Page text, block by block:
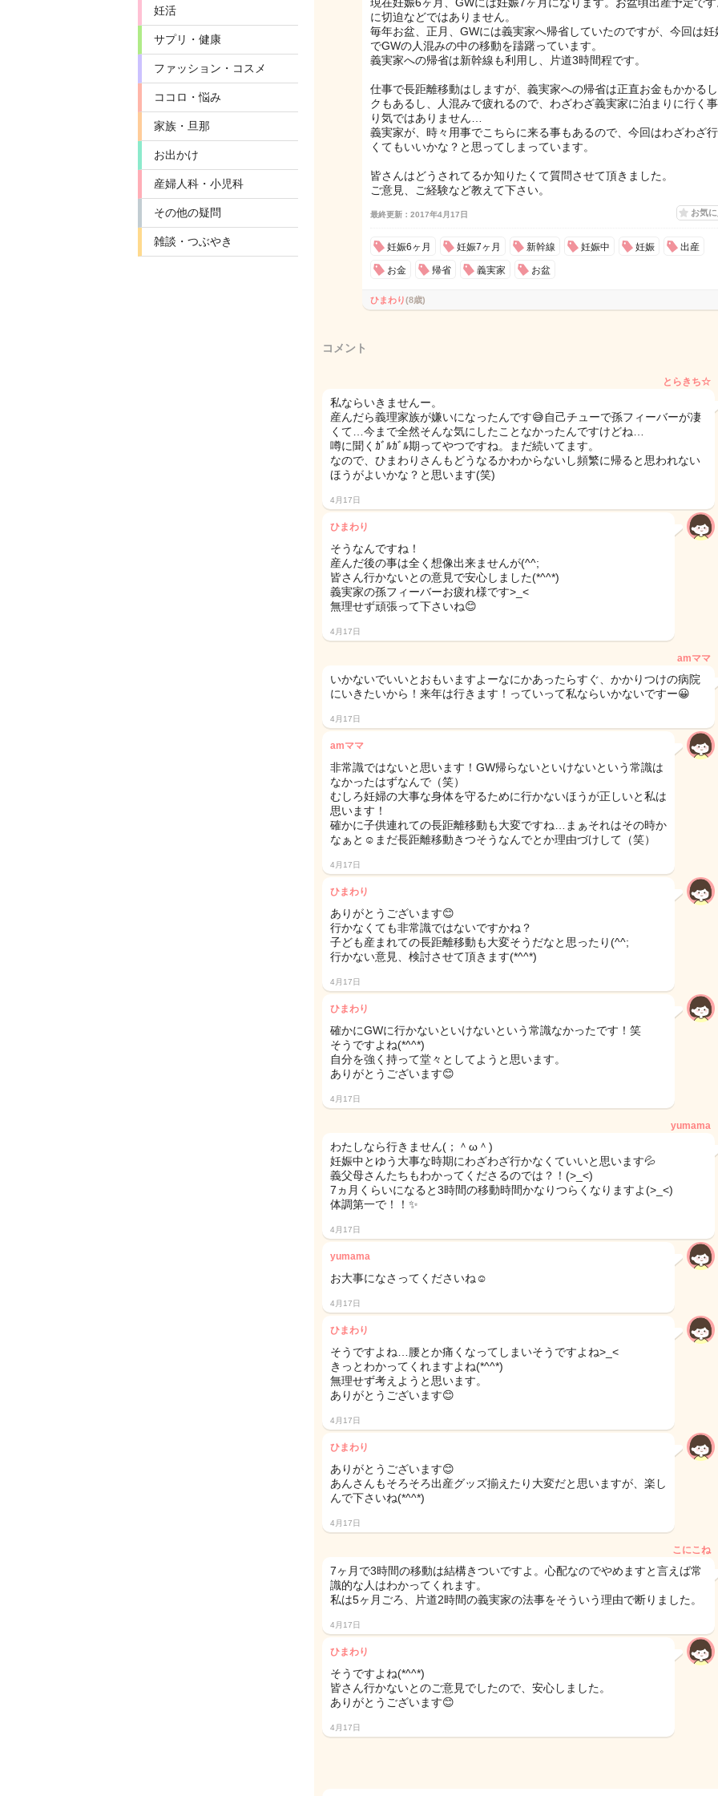
妊活
サプリ・健康
ファッション・コスメ
ココロ・悩み
家族・旦那
お出かけ
産婦人科・小児科
その他の疑問
雑談・つぶやき
に切迫などではありません。
毎年お盆、正月、GWには義実家へ帰省していたのですが、今回は妊
でGWの人混みの中の移動を躊躇っています。
義実家への帰省は新幹線も利用し、片道3時間程です。
仕事で長距離移動はしますが、義実家への帰省は正直お金もかかる
クもあるし、人混みで疲れるので、わざわざ義実家に泊まりに行く
り気ではありません…
義実家が、時々用事でこちらに来る事もあるので、今回はわざわざ
くてもいいかな？と思ってしまっています。
皆さんはどうされてるか知りたくて質問させて頂きました。
ご意見、ご経験など教えて下さい。
最終更新：2017年4月17日 お気
妊娠6ヶ月 妊娠7ヶ月 新幹線 妊娠中 妊娠 出産
お金 帰省 義実家 お盆
ひまわり(8歳)
コメント
とらきち☆
私ならいきませんー。
産んだら義理家族が嫌いになったんです😅自己チューで孫フィーバーが凄
くて…今まで全然そんな気にしたことなかったんですけどね…
噂に聞くｶﾞﾙｶﾞﾙ期ってやつですね。まだ続いてます。
なので、ひまわりさんもどうなるかわからないし頻繁に帰ると思われない
ほうがよいかな？と思います(笑)
4月17日
ひまわり
そうなんですね！
産んだ後の事は全く想像出来ませんが(^^;
皆さん行かないとの意見で安心しました(*^^*)
義実家の孫フィーバーお疲れ様です>_<
無理せず頑張って下さいね😊
4月17日
amママ
いかないでいいとおもいますよーなにかあったらすぐ、かかりつけの病院
にいきたいから！来年は行きます！っていって私ならいかないですー😀
4月17日
amママ
非常識ではないと思います！GW帰らないといけないという常識は
なかったはずなんで（笑）
むしろ妊婦の大事な身体を守るために行かないほうが正しいと私は
思います！
確かに子供連れての長距離移動も大変ですね…まぁそれはその時か
なぁと☺まだ長距離移動きつそうなんでとか理由づけして（笑）
4月17日
ひまわり
ありがとうございます😊
行かなくても非常識ではないですかね？
子ども産まれての長距離移動も大変そうだなと思ったり(^^;
行かない意見、検討させて頂きます(*^^*)
4月17日
ひまわり
確かにGWに行かないといけないという常識なかったです！笑
そうですよね(*^^*)
自分を強く持って堂々としてようと思います。
ありがとうございます😊
4月17日
yumama
わたしなら行きません(；＾ω＾)
妊娠中とゆう大事な時期にわざわざ行かなくていいと思います💦
義父母さんたちもわかってくださるのでは？！(>_<)
7ヵ月くらいになると3時間の移動時間かなりつらくなりますよ(>_<)
体調第一で！！✨
4月17日
yumama
お大事になさってくださいね☺︎
4月17日
ひまわり
そうですよね…腰とか痛くなってしまいそうですよね>_<
きっとわかってくれますよね(*^^*)
無理せず考えようと思います。
ありがとうございます😊
4月17日
ひまわり
ありがとうございます😊
あんさんもそろそろ出産グッズ揃えたり大変だと思いますが、楽し
んで下さいね(*^^*)
4月17日
こにこね
7ヶ月で3時間の移動は結構きついですよ。心配なのでやめますと言えば常
識的な人はわかってくれます。
私は5ヶ月ごろ、片道2時間の義実家の法事をそういう理由で断りました。
4月17日
ひまわり
そうですよね(*^^*)
皆さん行かないとのご意見でしたので、安心しました。
ありがとうございます😊
4月17日